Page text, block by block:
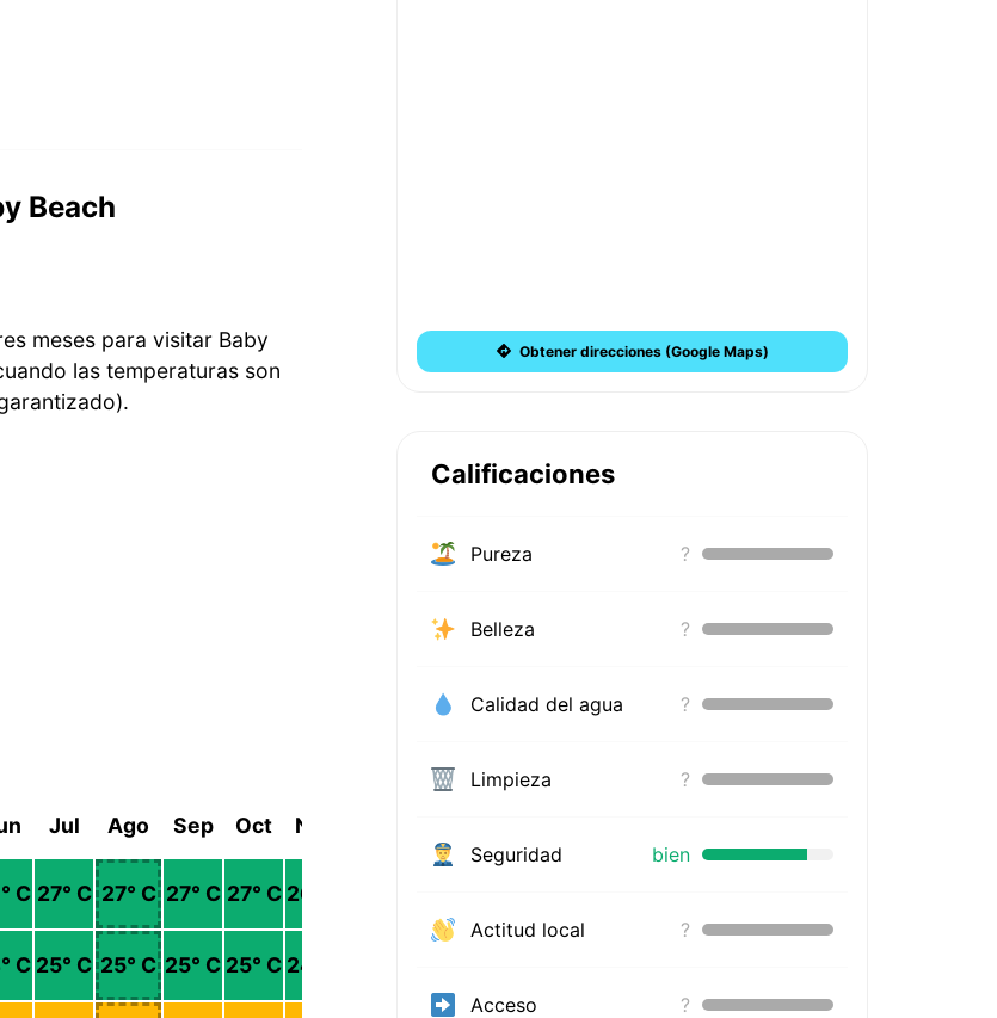
Beach
meses para visitar Baby
las temperaturas son
Jul Ago Sep Oct Nov
° C 27° C 27° C 27° C 27° C 26
° C 25° C 25° C 25° C 25° C 24
Obtener direcciones (Google Maps)
Calificaciones
Pureza ?
Belleza ?
Calidad del agua ?
Limpieza ?
Seguridad bien
Actitud local ?
Acceso ?